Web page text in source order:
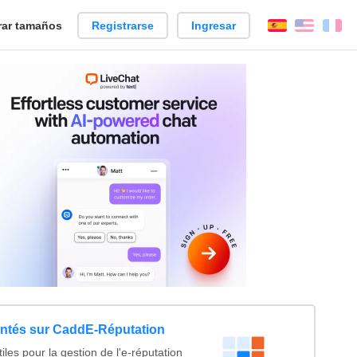
tamaños Registrarse Ingresar EspañolEnglish
sur CaddE-Réputation
pour la gestion de l'e-réputation